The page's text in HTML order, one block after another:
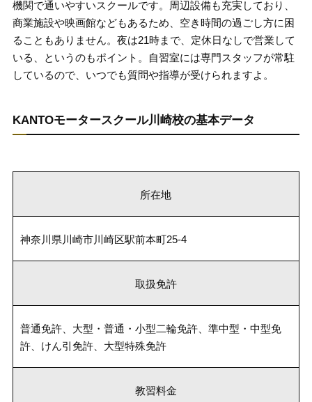
機関で通いやすいスクールです。周辺設備も充実しており、
商業施設や映画館などもあるため、空き時間の過ごし方に困
ることもありません。夜は21時まで、定休日なしで営業して
いる、というのもポイント。自習室には専門スタッフが常駐
しているので、いつでも質問や指導が受けられますよ。
KANTOモータースクール川崎校の基本データ
所在地
神奈川県川崎市川崎区駅前本町25-4
取扱免許
普通免許、大型・普通・小型二輪免許、準中型・中型免
許、けん引免許、大型特殊免許
教習料金